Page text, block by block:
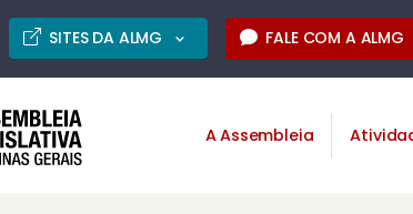
SITES DA ALMG FALE COM A ALMG
A Assembleia